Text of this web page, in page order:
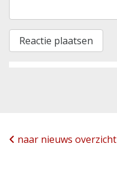
naar nieuws overzicht